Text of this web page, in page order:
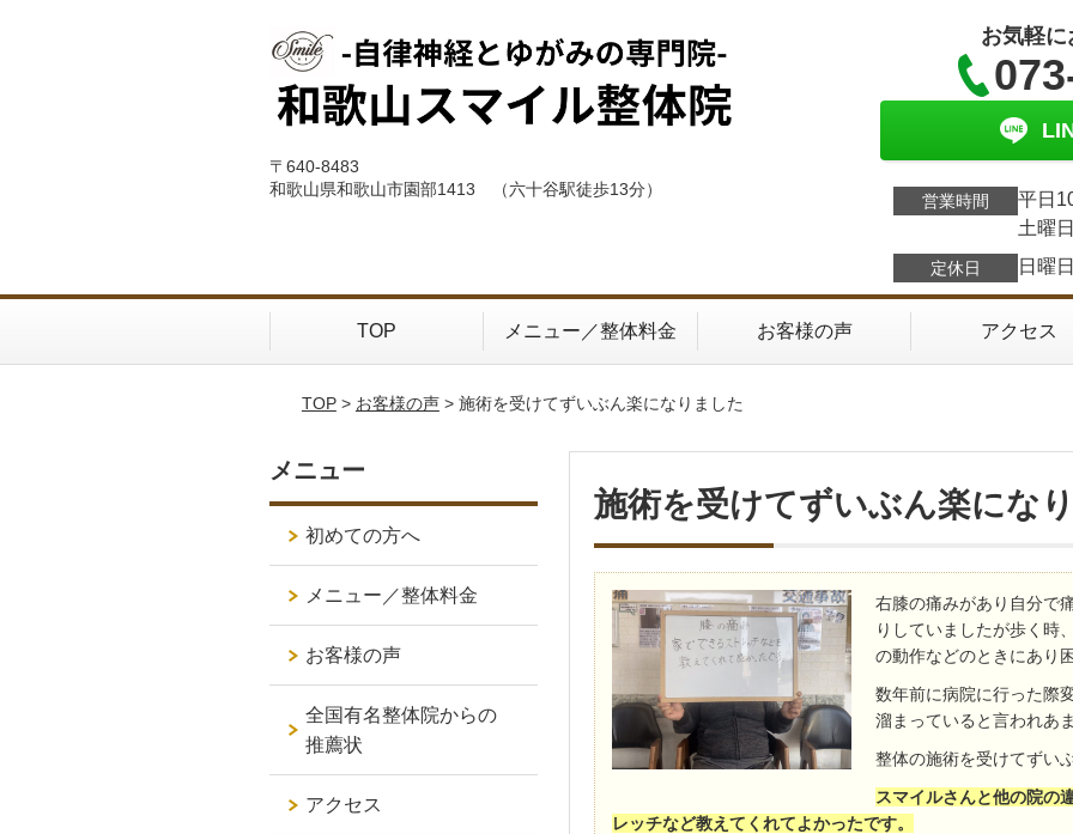
〒640-8483
和歌山県和歌山市園部1413 （六十谷駅徒歩13分）
お気軽
営業時間
平日
土曜
定休日 日曜
TOP メニュー／整体料金 お客様の声 アクセス
TOP> お客様の声> 施術を受けてずいぶん楽になりました
施術を受けてずいぶん楽にな
右膝の痛みがあり自分で
りしていましたが歩く時
の動作などのときにあり
数年前に病院に行った際
溜まっていると言われあ
整体の施術を受けてずい
スマイルさんと他の院の
レッチなど教えてくれてよかったです。
メニュー
初めての方へ
メニュー／整体料金
お客様の声
全国有名整体院からの
推薦状
アクセス